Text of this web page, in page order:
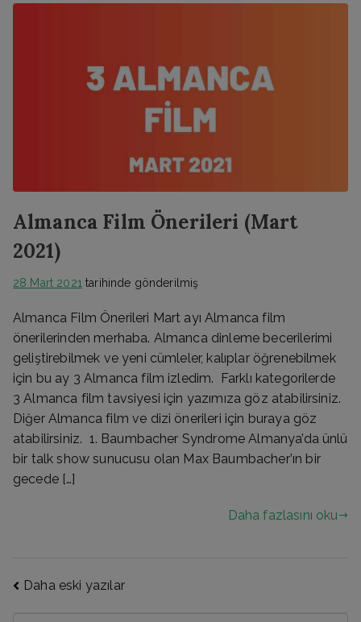
Almanca Film Önerileri (Mart
2021)
28 Mart 2021 tarihinde gönderilmiş
Almanca Film Önerileri Mart ayı Almanca film
önerilerinden merhaba. Almanca dinleme becerilerimi
geliştirebilmek ve yeni cümleler, kalıplar öğrenebilmek
için bu ay 3 Almanca film izledim. Farklı kategorilerde
3 Almanca film tavsiyesi için yazımıza göz atabilirsiniz.
Diğer Almanca film ve dizi önerileri için buraya göz
atabilirsiniz. 1. Baumbacher Syndrome Almanya’da ünlü
bir talk show sunucusu olan Max Baumbacher’ın bir
gecede […]
Daha fazlasını oku
Yazı
Daha eski yazılar